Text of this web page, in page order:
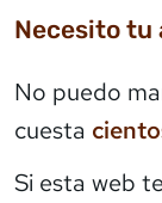
Necesito tu
No puedo
cuesta
Si esta web